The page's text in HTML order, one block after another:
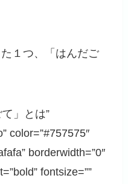
１つ、「はんだご
」とは”
color=”#757575″
borderwidth=”0″
fontsize=””